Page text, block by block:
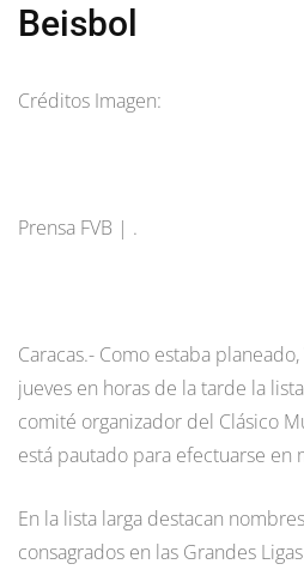
Beisbol
Créditos Imagen:
Prensa FVB | .
Caracas.- Como estaba
jueves en horas de la tarde la
comité organizador del Clásico
está pautado para efectuarse en
En la lista larga destacan
consagrados en las Grandes